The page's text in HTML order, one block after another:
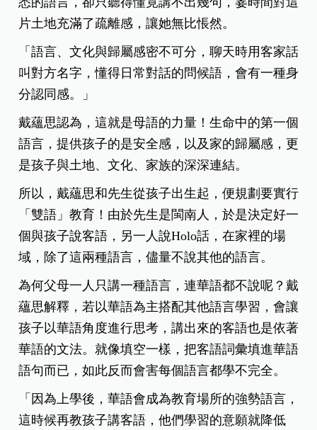
片土地充滿了疏離感，讓她無比悵然。
「語言、文化與歸屬感密不可分，聊天時用客家話
叫對方名字，懂得日常對話的問候語，會有一種身
分認同感。」
戴蘊思認為，這就是母語的力量！生命中的第一個
語言，提供孩子的是安全感，以及家的歸屬感，更
是孩子與土地、文化、家族的深深連結。
所以，戴蘊思和先生從孩子出生起，便規劃要實行
「雙語」教育！由於先生是閩南人，於是決定好一
個與孩子說客語，另一人說Holo話，在家裡的場
域，除了這兩種語言，儘量不說其他的語言。
為何父母一人只講一種語言，連華語都不說呢？戴
蘊思解釋，若以華語為主搭配其他語言學習，會讓
孩子以華語角度進行思考，講出來的客語也是依著
華語的文法。就像填空一樣，把客語詞彙填進華語
語句而已，如此反而會害每個語言都學不完全。
「因為上學後，華語會成為教育場所的強勢語言，
這時候再教孩子講客語，他們學習的意願就降低